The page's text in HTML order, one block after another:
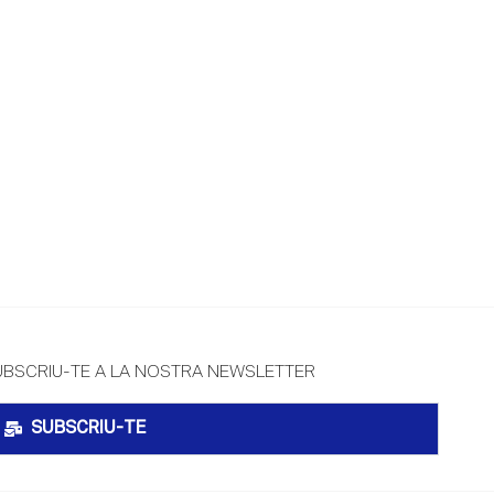
TE A LA NOSTRA NEWSLETTER
SUBSCRIU-TE